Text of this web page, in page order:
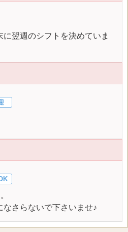
翌週のシフトを決めていま
なさらないで下さいませ♪